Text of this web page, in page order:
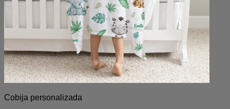
Cobija personalizada